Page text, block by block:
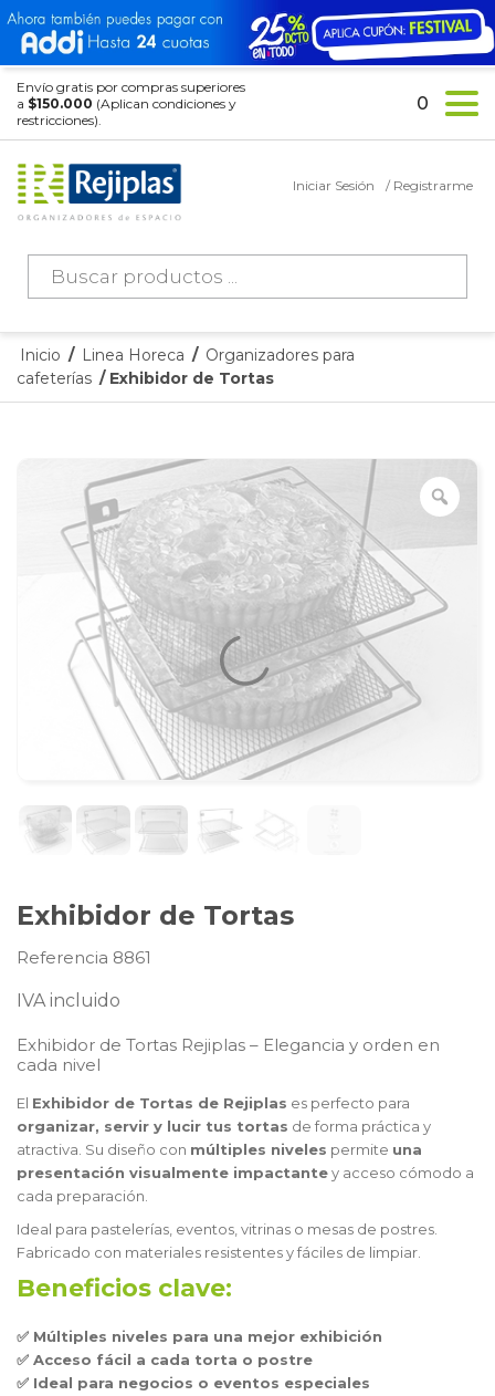
Envío gratis por compras superiores
a $150.000 (Aplican condiciones y
restricciones).
Búsqueda
productos
Iniciar Sesión / Registrarme
0
Inicio / Linea Horeca / Organizadores para
cafeterías / Exhibidor de Tortas
Exhibidor de Tortas
Referencia 8861
IVA incluido
Exhibidor de Tortas Rejiplas – Elegancia y orden en
cada nivel
El Exhibidor de Tortas de Rejiplas es perfecto para
organizar, servir y lucir tus tortas de forma práctica y
atractiva. Su diseño con múltiples niveles permite una
presentación visualmente impactantey acceso cómodo a
cada preparación.
Ideal para pastelerías, eventos, vitrinas o mesas de postres.
Fabricado con materiales resistentes y fáciles de limpiar.
Beneficios clave:
✅ Múltiples niveles para una mejor exhibición
✅ Acceso fácil a cada torta o postre
✅ Ideal para negocios o eventos especiales